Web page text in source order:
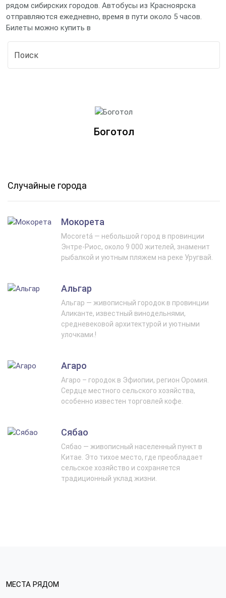
рядом сибирских городов. Автобусы из Красноярска
отправляются ежедневно, время в пути около 5 часов.
Билеты можно купить в
Боготол
Случайные города
Мокорета
Mocoretá — небольшой город в провинции
Энтре-Риос, около 9 000 жителей, знаменит
рыбалкой и уютным пляжем на реке Уругвай.
Альгар
Альгар — живописный городок в провинции
Аликанте, известный винодельнями,
средневековой архитектурой и уютными
улочками.!
Агаро
Агаро – городок в Эфиопии, регион Оромия.
Сердце местного сельского хозяйства,
особенно известен торговлей кофе.
Сябао
Сябао — живописный населенный пункт в
Китае. Это тихое место, где преобладает
сельское хозяйство и сохраняется
традиционный уклад жизни.
МЕСТА РЯДОМ